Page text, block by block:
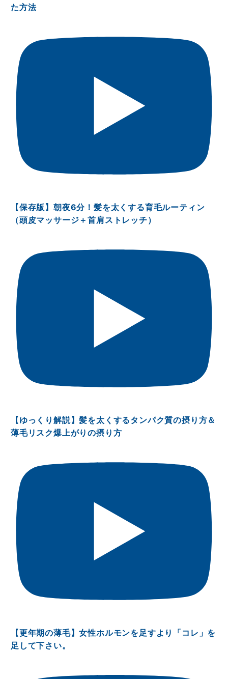
た方法
【保存版】朝夜6分！髪を太くする育毛ルーティン
（頭皮マッサージ＋首肩ストレッチ）
【ゆっくり解説】髪を太くするタンパク質の摂り方＆
薄毛リスク爆上がりの摂り方
【更年期の薄毛】女性ホルモンを足すより「コレ」を
足して下さい。